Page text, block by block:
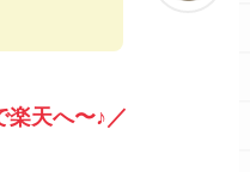
楽天へ〜♪／